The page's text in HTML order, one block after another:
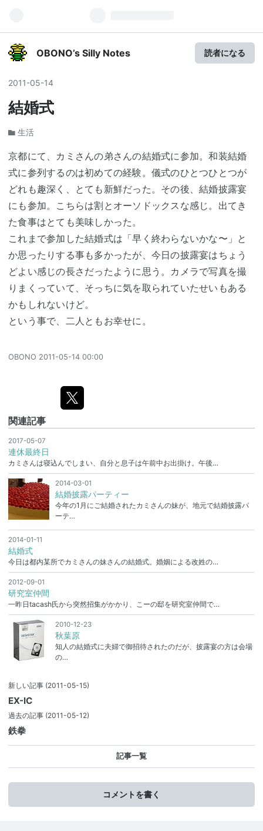
OBONO’s Silly Notes 読者になる
2011-05-14
結婚式
生活
京都にて、カミさんの弟さんの結婚式に参加。和装結婚
式に参列するのは初めての経験。儀式のひとつひとつが
どれも趣深く、とても新鮮だった。その後、結婚披露宴
にも参加。こちらは割とオーソドックスな感じ。出てき
た食事はとても美味しかった。
これまで参加した結婚式は「早く終わらないかな〜」と
か思ったりする事も多かったが、今日の披露宴はちょう
どよい感じの長さだったように思う。カメラで写真を撮
りまくっていて、そっちに気を取られていたせいもある
かもしれないけど。
という事で、二人ともお幸せに。
OBONO 2011-05-14 00:00
関連記事
2017-05-07
連休最終日
カミさんは寝込んでしまい、自分と息子は午前中お出掛け。午後…
2014-03-01
結婚披露パーティー
今年の1月にご結婚されたカミさんの妹が、地元で結婚披露パ
ーテ…
2014-01-11
結婚式
今日は都内某所でカミさんの妹さんの結婚式。婚姻による改姓の…
2012-09-01
研究室仲間
一昨日tacash氏から突然招集がかかり、こーの邸を研究室仲間で…
2010-12-23
秋葉原
知人の結婚式に夫婦で御招待されたのだが、披露宴の方は会場
の…
新しい記事 (2011-05-15)
EX-IC
過去の記事 (2011-05-12)
鉄拳
記事一覧
コメントを書く